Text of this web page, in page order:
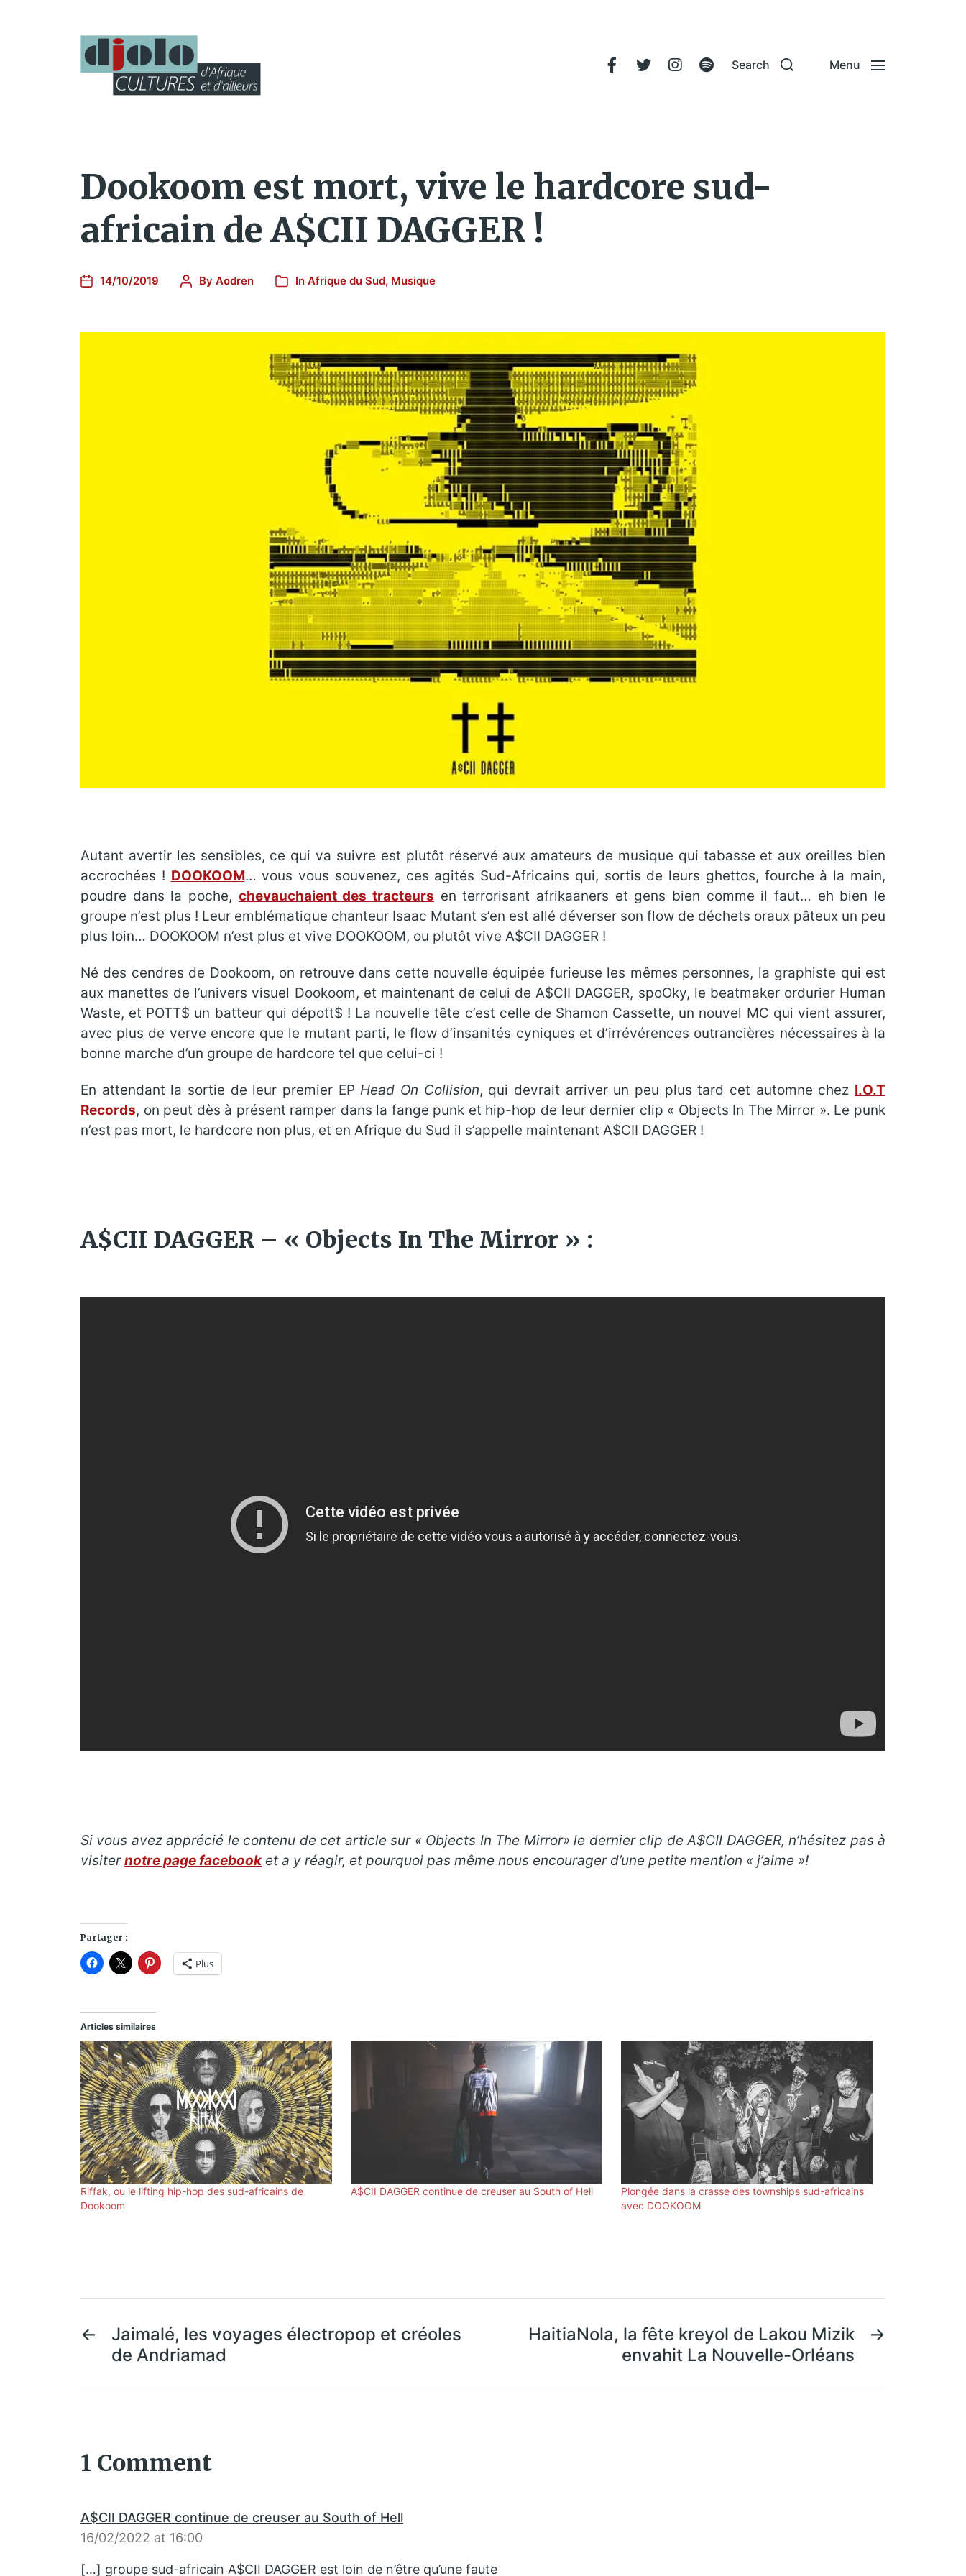
Search Menu
Dookoom est mort, vive le hardcore sud-
africain de A$CII DAGGER !
14/10/2019 By Aodren In Afrique du Sud, Musique
Autant avertir les sensibles, ce qui va suivre est plutôt réservé aux amateurs de musique qui tabasse et aux oreilles bien
accrochées ! DOOKOOM… vous vous souvenez, ces agités Sud-Africains qui, sortis de leurs ghettos, fourche à la main,
poudre dans la poche, chevauchaient des tracteurs en terrorisant afrikaaners et gens bien comme il faut… eh bien le
groupe n’est plus ! Leur emblématique chanteur Isaac Mutant s’en est allé déverser son flow de déchets oraux pâteux un peu
plus loin… DOOKOOM n’est plus et vive DOOKOOM, ou plutôt vive A$CII DAGGER !
Né des cendres de Dookoom, on retrouve dans cette nouvelle équipée furieuse les mêmes personnes, la graphiste qui est
aux manettes de l’univers visuel Dookoom, et maintenant de celui de A$CII DAGGER, spoOky, le beatmaker ordurier Human
Waste, et POTT$ un batteur qui dépott$ ! La nouvelle tête c’est celle de Shamon Cassette, un nouvel MC qui vient assurer,
avec plus de verve encore que le mutant parti, le flow d’insanités cyniques et d’irrévérences outrancières nécessaires à la
bonne marche d’un groupe de hardcore tel que celui-ci !
En attendant la sortie de leur premier EP Head On Collision, qui devrait arriver un peu plus tard cet automne chez I.O.T
Records, on peut dès à présent ramper dans la fange punk et hip-hop de leur dernier clip « Objects In The Mirror ». Le punk
n’est pas mort, le hardcore non plus, et en Afrique du Sud il s’appelle maintenant A$CII DAGGER !
A$CII DAGGER – « Objects In The Mirror » :
Si vous avez apprécié le contenu de cet article sur « Objects In The Mirror» le dernier clip de A$CII DAGGER, n’hésitez pas à
visiternotre page facebooket a y réagir, et pourquoi pas même nous encourager d’une petite mention « j’aime »!
Partager :
Plus
Articles similaires
Riffak, ou le lifting hip-hop des sud-africains de
Dookoom
A$CII DAGGER continue de creuser au South of Hell
Plongée dans la crasse des townships sud-africains
avec DOOKOOM
←
Jaimalé, les voyages électropop et créoles
de Andriamad
→
HaitiaNola, la fête kreyol de Lakou Mizik
envahit La Nouvelle-Orléans
1 Comment
A$CII DAGGER continue de creuser au South of Hell
16/02/2022 at 16:00
[…] groupe sud-africain A$CII DAGGER est loin de n’être qu’une faute